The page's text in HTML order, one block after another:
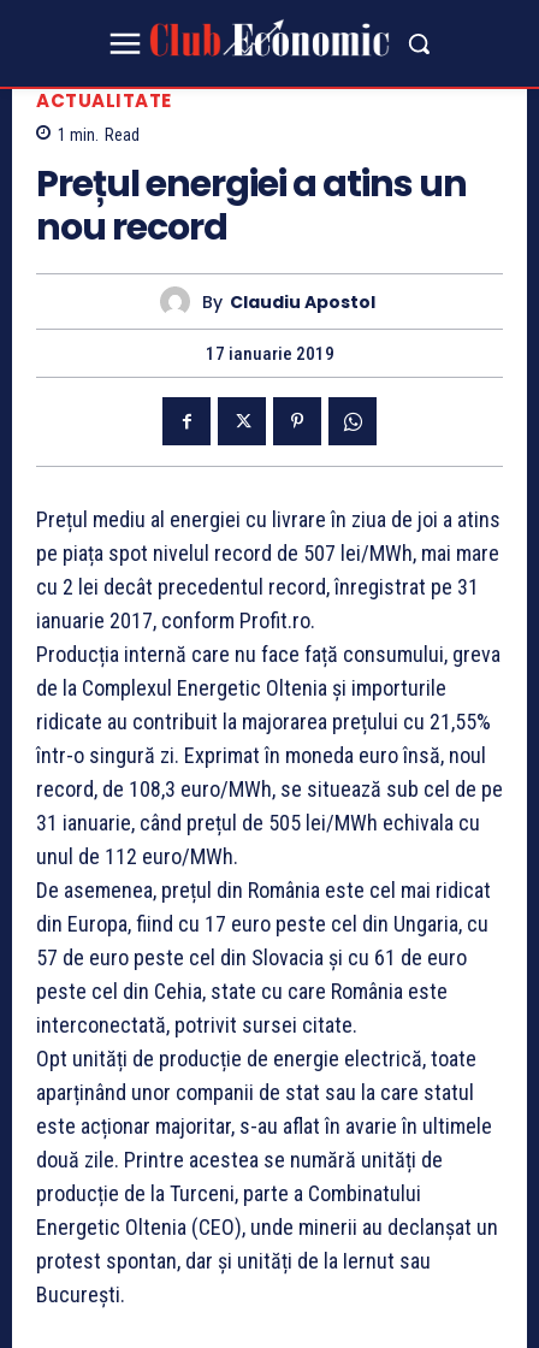
ACTUALITATE
1 min. Read
Prețul energiei a atins un
nou record
By Claudiu Apostol
17 ianuarie 2019
Prețul mediu al energiei cu livrare în ziua de joi a atins
pe piața spot nivelul record de 507 lei/MWh, mai mare
cu 2 lei decât precedentul record, înregistrat pe 31
ianuarie 2017, conform Profit.ro.
Producția internă care nu face față consumului, greva
de la Complexul Energetic Oltenia și importurile
ridicate au contribuit la majorarea prețului cu 21,55%
într-o singură zi. Exprimat în moneda euro însă, noul
record, de 108,3 euro/MWh, se situează sub cel de pe
31 ianuarie, când prețul de 505 lei/MWh echivala cu
unul de 112 euro/MWh.
De asemenea, prețul din România este cel mai ridicat
din Europa, fiind cu 17 euro peste cel din Ungaria, cu
57 de euro peste cel din Slovacia și cu 61 de euro
peste cel din Cehia, state cu care România este
interconectată, potrivit sursei citate.
Opt unități de producție de energie electrică, toate
aparținând unor companii de stat sau la care statul
este acționar majoritar, s-au aflat în avarie în ultimele
două zile. Printre acestea se numără unități de
producție de la Turceni, parte a Combinatului
Energetic Oltenia (CEO), unde minerii au declanșat un
protest spontan, dar și unități de la Iernut sau
București.